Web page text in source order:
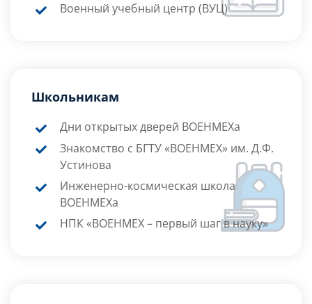
Военный учебный центр (ВУЦ)
Школьникам
Дни открытых дверей ВОЕНМЕХа
Знакомство с БГТУ «ВОЕНМЕХ» им. Д.Ф.
Устинова
Инженерно-космическая школа
ВОЕНМЕХа
НПК «ВОЕНМЕХ – первый шаг в науку»